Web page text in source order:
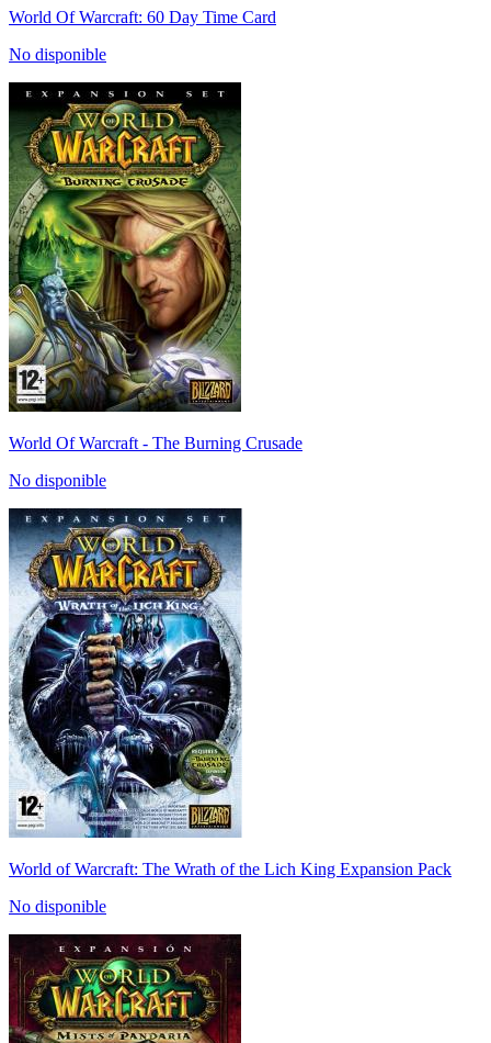
World Of Warcraft: 60 Day Time Card
No disponible
World Of Warcraft - The Burning Crusade
No disponible
World of Warcraft: The Wrath of the Lich King Expansion Pack
No disponible